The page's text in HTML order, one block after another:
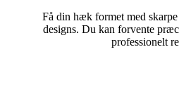
Få din hæk formet med
designs. Du kan forvente
professionelt